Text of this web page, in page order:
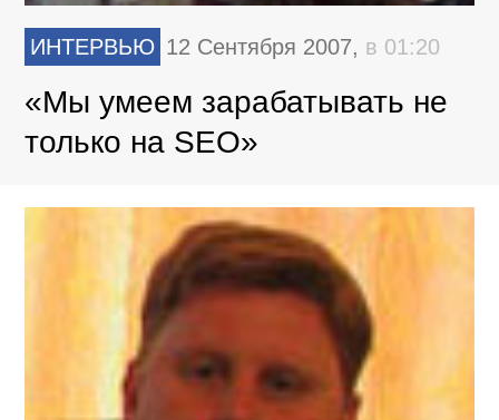
ИНТЕРВЬЮ 12 Сентября 2007, в 01:20
«Мы умеем зарабатывать не
только на SEO»